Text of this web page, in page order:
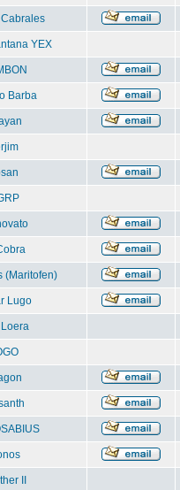
YEX
Barba
(Maritofen)
Lugo
Loera
II